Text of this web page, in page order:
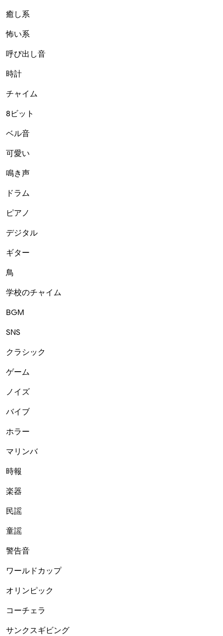
癒し系
怖い系
呼び出し音
時計
チャイム
8ビット
ベル音
可愛い
鳴き声
ドラム
ピアノ
デジタル
ギター
鳥
学校のチャイム
BGM
SNS
クラシック
ゲーム
ノイズ
バイブ
ホラー
マリンバ
時報
楽器
民謡
童謡
警告音
ワールドカップ
オリンピック
コーチェラ
サンクスギビング